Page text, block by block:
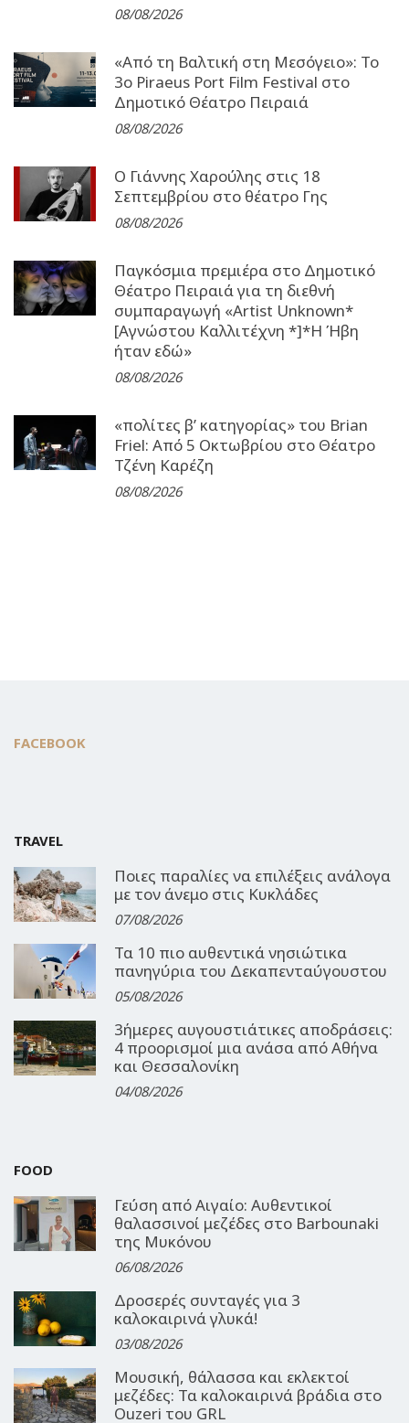
08/08/2026
«Από τη Βαλτική στη Μεσόγειο»: Το
3o Piraeus Port Film Festival στο
Δημοτικό Θέατρο Πειραιά
08/08/2026
Ο Γιάννης Χαρούλης στις 18
Σεπτεμβρίου στο θέατρο Γης
08/08/2026
Παγκόσμια πρεμιέρα στο Δημοτικό
Θέατρο Πειραιά για τη διεθνή
συμπαραγωγή «Artist Unknown*
[Αγνώστου Καλλιτέχνη *]*Η Ήβη
ήταν εδώ»
08/08/2026
«πολίτες β’ κατηγορίας» του Brian
Friel: Από 5 Οκτωβρίου στο Θέατρο
Τζένη Καρέζη
08/08/2026
FACEBOOK
TRAVEL
Ποιες παραλίες να επιλέξεις ανάλογα
με τον άνεμο στις Κυκλάδες
07/08/2026
Τα 10 πιο αυθεντικά νησιώτικα
πανηγύρια του Δεκαπενταύγουστου
05/08/2026
3ήμερες αυγουστιάτικες αποδράσεις:
4 προορισμοί μια ανάσα από Αθήνα
και Θεσσαλονίκη
04/08/2026
FOOD
Γεύση από Αιγαίο: Αυθεντικοί
θαλασσινοί μεζέδες στο Barbounaki
της Μυκόνου
06/08/2026
Δροσερές συνταγές για 3
καλοκαιρινά γλυκά!
03/08/2026
Μουσική, θάλασσα και εκλεκτοί
μεζέδες: Τα καλοκαιρινά βράδια στο
Ouzeri του GRL